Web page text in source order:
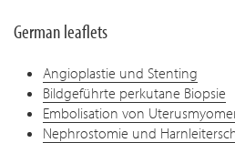
German leaflets
Angioplastie und Stenting
Bildgeführte perkutane Biopsie
Embolisation von
Nephrostomie und